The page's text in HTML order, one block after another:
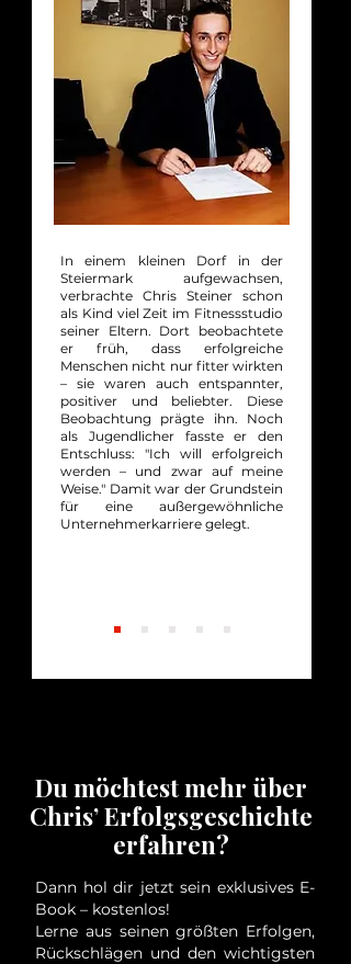
In einem kleinen Dorf in der
Steiermark aufgewachsen,
verbrachte Chris Steiner schon
als Kind viel Zeit im Fitnessstudio
seiner Eltern. Dort beobachtete
er früh, dass erfolgreiche
Menschen nicht nur fitter wirkten
– sie waren auch entspannter,
positiver und beliebter. Diese
Beobachtung prägte ihn. Noch
als Jugendlicher fasste er den
Entschluss: "Ich will erfolgreich
werden – und zwar auf meine
Weise." Damit war der Grundstein
für eine außergewöhnliche
Unternehmerkarriere gelegt.
Du möchtest mehr über
Chris’ Erfolgsgeschichte
erfahren?
Dann hol dir jetzt sein exklusives E-
Book – kostenlos!
Lerne aus seinen größten Erfolgen,
Rückschlägen und den wichtigsten